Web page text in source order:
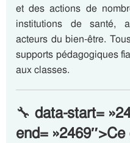
et des actions de
institutions de santé,
acteurs du bien-être.
supports pédagogiques
aux classes.
🔧 data-start=
end=